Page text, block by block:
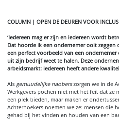
COLUMN | OPEN DE DEUREN VOOR
‘Iedereen mag er zijn en iedereen wordt
Dat hoorde ik een ondernemer ooit
een perfect voorbeeld van een
uit zijn bedrijf weet te halen. Deze
arbeidsmarkt: iedereen heeft andere
Als gemuudelijke naoberszorgen we in de
Werkgevers pochen niet met het feit dat ze
een plek bieden, maar maken er
Achterhoekers noemen we ze: mensen die
gehad bij het vinden en houden van een